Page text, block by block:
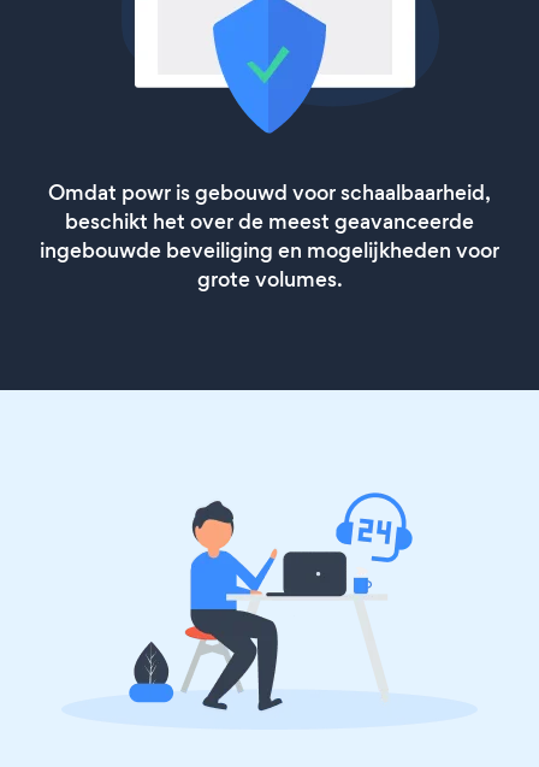
Omdat powr is gebouwd voor schaalbaarheid,
beschikt het over de meest geavanceerde
ingebouwde beveiliging en mogelijkheden voor
grote volumes.